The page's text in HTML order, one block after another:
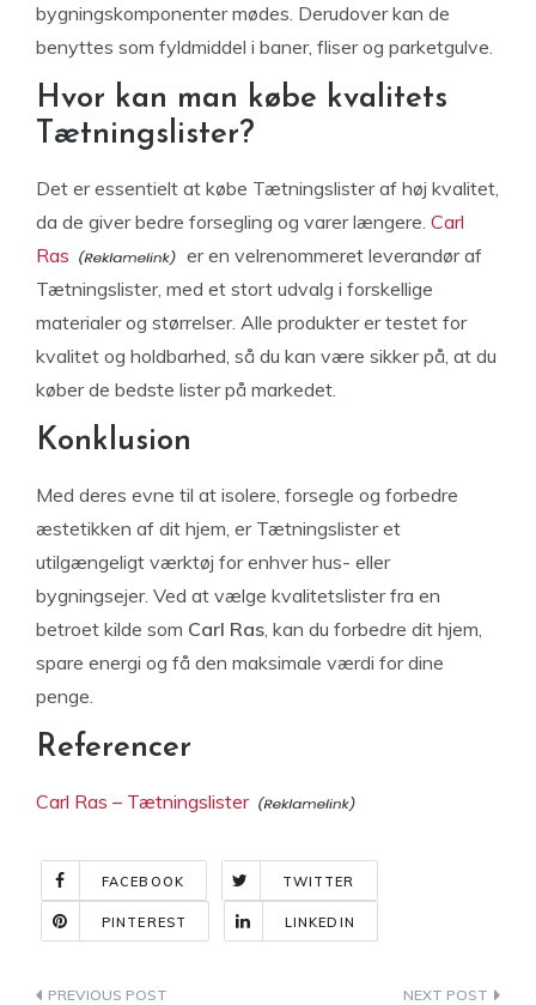
bygningskomponenter mødes. Derudover kan de
benyttes som fyldmiddel i baner, fliser og parketgulve.
Hvor kan man købe kvalitets
Tætningslister?
Det er essentielt at købe Tætningslister af høj kvalitet,
da de giver bedre forsegling og varer længere. Carl
Ras
er en velrenommeret leverandør af
Tætningslister, med et stort udvalg i forskellige
materialer og størrelser. Alle produkter er testet for
kvalitet og holdbarhed, så du kan være sikker på, at du
køber de bedste lister på markedet.
Konklusion
Med deres evne til at isolere, forsegle og forbedre
æstetikken af dit hjem, er Tætningslister et
utilgængeligt værktøj for enhver hus- eller
bygningsejer. Ved at vælge kvalitetslister fra en
betroet kilde som Carl Ras, kan du forbedre dit hjem,
spare energi og få den maksimale værdi for dine
penge.
Referencer
Carl Ras – Tætningslister
FACEBOOK TWITTER
PINTEREST LINKEDIN